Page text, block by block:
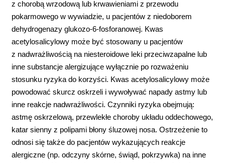
z chorobą wrzodową lub krwawieniami z przewodu
pokarmowego w wywiadzie, u pacjentów z niedoborem
dehydrogenazy glukozo-6-fosforanowej. Kwas
acetylosalicylowy może być stosowany u pacjentów
z nadwrażliwością na niesteroidowe leki przeciwzapalne lub
inne substancje alergizujące wyłącznie po rozważeniu
stosunku ryzyka do korzyści. Kwas acetylosalicylowy może
powodować skurcz oskrzeli i wywoływać napady astmy lub
inne reakcje nadwrażliwości. Czynniki ryzyka obejmują:
astmę oskrzelową, przewlekłe choroby układu oddechowego,
katar sienny z polipami błony śluzowej nosa. Ostrzeżenie to
odnosi się także do pacjentów wykazujących reakcje
alergiczne (np. odczyny skórne, świąd, pokrzywka) na inne